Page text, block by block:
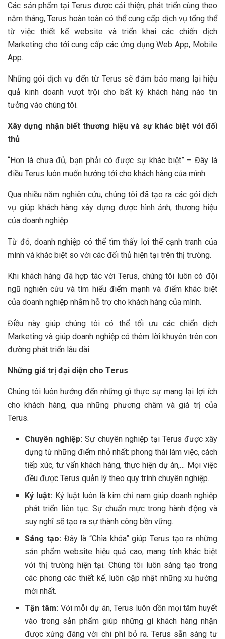
Các sản phẩm tại Terus được cải thiện, phát triển cùng theo
năm tháng, Terus hoàn toàn có thể cung cấp dịch vụ tổng thể
từ việc thiết kế website và triển khai các chiến dịch
Marketing cho tới cung cấp các ứng dụng Web App, Mobile
App.
Những gói dịch vụ đến từ Terus sẽ đảm bảo mang lại hiệu
quả kinh doanh vượt trội cho bất kỳ khách hàng nào tin
tưởng vào chúng tôi.
Xây dựng nhận biết thương hiệu và sự khác biệt với đối
thủ
“Hơn là chưa đủ, bạn phải có được sự khác biệt” – Đây là
điều Terus luôn muốn hướng tới cho khách hàng của mình.
Qua nhiều năm nghiên cứu, chúng tôi đã tạo ra các gói dịch
vụ giúp khách hàng xây dựng được hình ảnh, thương hiệu
của doanh nghiệp.
Từ đó, doanh nghiệp có thể tìm thấy lợi thế cạnh tranh của
mình và khác biệt so với các đối thủ hiện tại trên thị trường.
Khi khách hàng đã hợp tác với Terus, chúng tôi luôn có đội
ngũ nghiên cứu và tìm hiểu điểm mạnh và điểm khác biệt
của doanh nghiệp nhằm hỗ trợ cho khách hàng của mình.
Điều này giúp chúng tôi có thể tối ưu các chiến dịch
Marketing và giúp doanh nghiệp có thêm lời khuyên trên con
đường phát triển lâu dài.
Những giá trị đại diện cho Terus
Chúng tôi luôn hướng đến những gì thực sự mang lại lợi ích
cho khách hàng, qua những phương châm và giá trị của
Terus.
Chuyên nghiệp: Sự chuyên nghiệp tại Terus được xây
dựng từ những điểm nhỏ nhất: phong thái làm việc, cách
tiếp xúc, tư vấn khách hàng, thực hiện dự án,… Mọi việc
đều được Terus quản lý theo quy trình chuyên nghiệp.
Kỷ luật: Kỷ luật luôn là kim chỉ nam giúp doanh nghiệp
phát triển liên tục. Sự chuẩn mực trong hành động và
suy nghĩ sẽ tạo ra sự thành công bền vững.
Sáng tạo:Đây là “Chìa khóa” giúp Terus tạo ra những
sản phẩm website hiệu quả cao, mang tính khác biệt
với thị trường hiện tại. Chúng tôi luôn sáng tạo trong
các phong các thiết kế, luôn cập nhật những xu hướng
mới nhất.
Tận tâm:Với mỗi dự án, Terus luôn dồn mọi tâm huyết
vào trong sản phẩm giúp những gì khách hàng nhận
được xứng đáng với chi phí bỏ ra. Terus sẵn sàng tư